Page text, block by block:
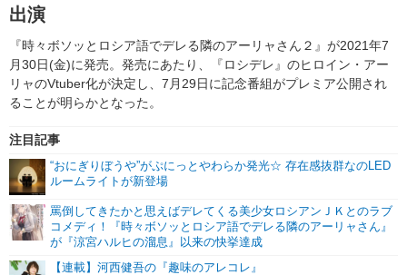
舞台 新帝スタ
編集部ブログ・お知らせ
出演
『時々ボソッとロシア語でデレる隣のアーリャさん２』が2021年7
月30日(金)に発売。発売にあたり、『ロシデレ』のヒロイン・アー
リャのVtuber化が決定し、7月29日に記念番組がプレミア公開され
ることが明らかとなった。
注目記事
“おにぎりぼうや”がぷにっとやわらか発光☆ 存在感抜群なのLED
ルームライトが新登場
罵倒してきたかと思えばデレてくる美少女ロシアンＪＫとのラブ
コメディ！『時々ボソッとロシア語でデレる隣のアーリャさん』
が『涼宮ハルヒの溜息』以来の快挙達成
【連載】河西健吾の『趣味のアレコレ』